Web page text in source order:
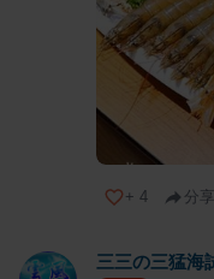
+ 4 分享
三三の三猛海